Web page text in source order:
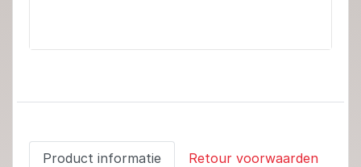
Product informatie Retour voorwaarden